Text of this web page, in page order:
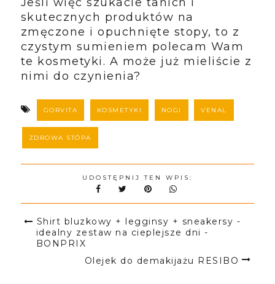
skutecznych produktów na
zmęczone i opuchnięte stopy, to z
czystym sumieniem polecam Wam
te kosmetyki. A może już mieliście z
nimi do czynienia?
GORVITA KOSMETYKI NOGI VENAL
ZDROWA STÓPA
UDOSTĘPNIJ TEN WPIS:
Shirt bluzkowy + legginsy + sneakersy -
idealny zestaw na cieplejsze dni -
BONPRIX
Olejek do demakijażu RESIBO